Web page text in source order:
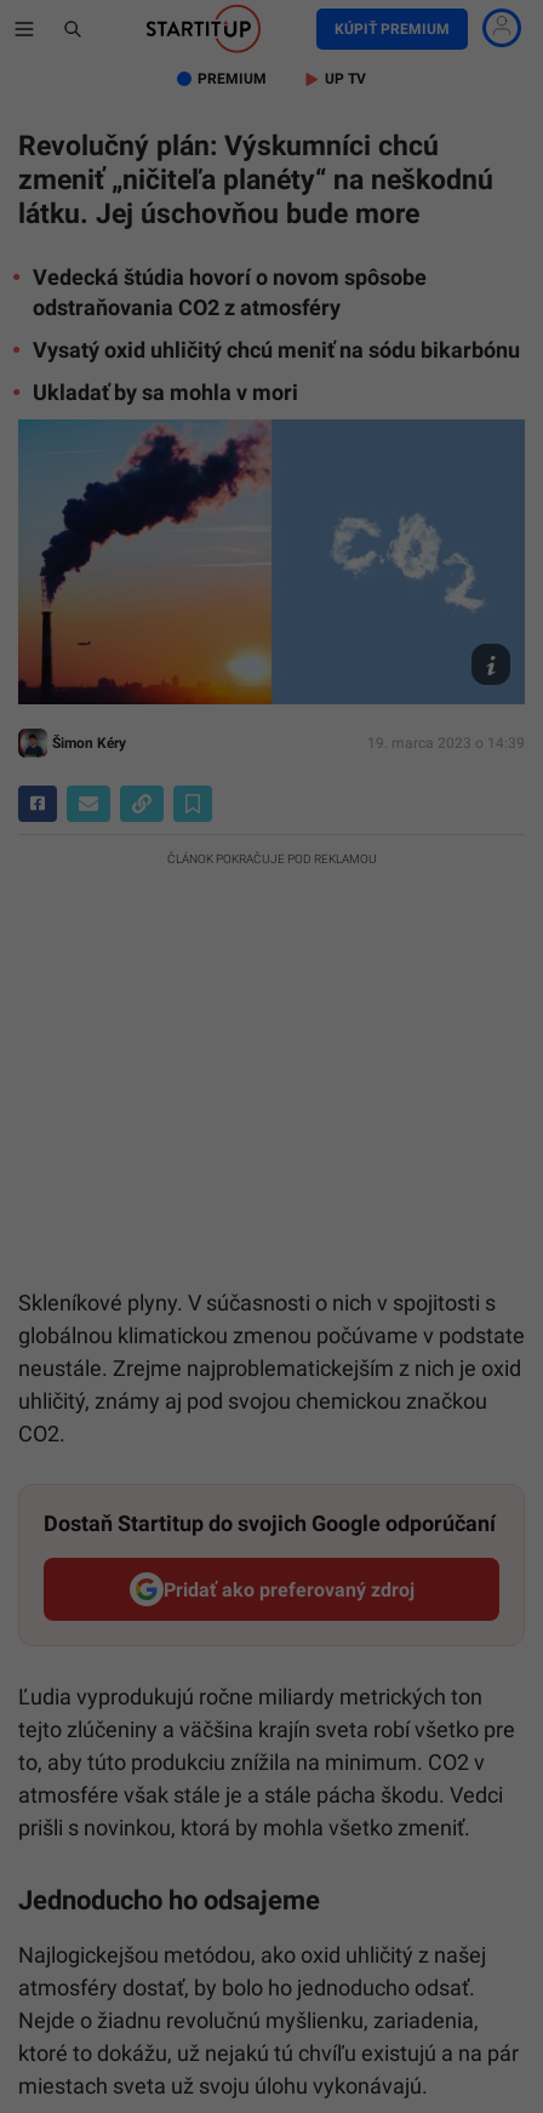
KÚPIŤ PREMIUM
PREMIUM UP TV
Revolučný plán: Výskumníci chcú
zmeniť „ničiteľa planéty“ na neškodnú
látku. Jej úschovňou bude more
Vedecká štúdia hovorí o novom spôsobe
odstraňovania CO2 z atmosféry
Vysatý oxid uhličitý chcú meniť na sódu bikarbónu
Ukladať by sa mohla v mori
Thijs
Stoop
Šimon Kéry 19. marca 2023 o 14:39
ČLÁNOK POKRAČUJE POD REKLAMOU
Skleníkové plyny. V súčasnosti o nich v spojitosti s
globálnou klimatickou zmenou počúvame v podstate
neustále. Zrejme najproblematickejším z nich je oxid
uhličitý, známy aj pod svojou chemickou značkou
CO2.
Dostaň Startitup do svojich Google odporúčaní
Pridať ako preferovaný zdroj
Startitup, odkaz sa otvorí v
Ľudia vyprodukujú ročne miliardy metrických ton
tejto zlúčeniny a väčšina krajín sveta robí všetko pre
to, aby túto produkciu znížila na minimum. CO2 v
atmosfére však stále je a stále pácha škodu. Vedci
prišli s novinkou, ktorá by mohla všetko zmeniť.
Jednoducho ho odsajeme
Najlogickejšou metódou, ako oxid uhličitý z našej
atmosféry dostať, by bolo ho jednoducho odsať.
Nejde o žiadnu revolučnú myšlienku, zariadenia,
ktoré to dokážu, už nejakú tú chvíľu existujú a na pár
miestach sveta už svoju úlohu vykonávajú.